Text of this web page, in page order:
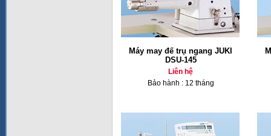
Máy may đế trụ ngang JUKI
DSU-145
Liên hệ
Bảo hành : 12 tháng